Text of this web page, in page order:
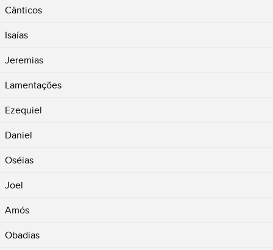
Cânticos
Isaías
Jeremias
Lamentações
Ezequiel
Daniel
Oséias
Joel
Amós
Obadias